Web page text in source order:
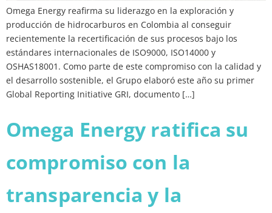
Omega Energy reafirma su liderazgo en la exploración y
producción de hidrocarburos en Colombia al conseguir
recientemente la recertificación de sus procesos bajo los
estándares internacionales de ISO9000, ISO14000 y
OSHAS18001. Como parte de este compromiso con la calidad y
el desarrollo sostenible, el Grupo elaboró este año su primer
Global Reporting Initiative GRI, documento […]
Omega Energy ratifica su
compromiso con la
transparencia y la